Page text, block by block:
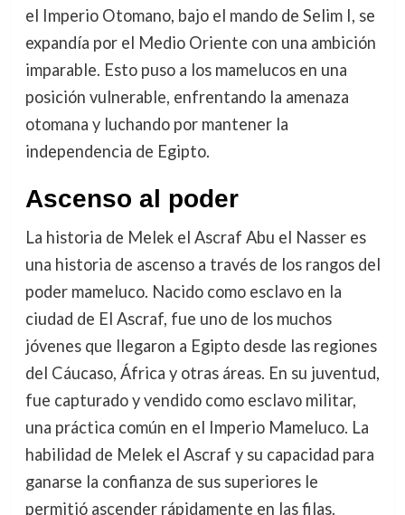
el Imperio Otomano, bajo el mando de Selim I, se
expandía por el Medio Oriente con una ambición
imparable. Esto puso a los mamelucos en una
posición vulnerable, enfrentando la amenaza
otomana y luchando por mantener la
independencia de Egipto.
Ascenso al poder
La historia de Melek el Ascraf Abu el Nasser es
una historia de ascenso a través de los rangos del
poder mameluco. Nacido como esclavo en la
ciudad de El Ascraf, fue uno de los muchos
jóvenes que llegaron a Egipto desde las regiones
del Cáucaso, África y otras áreas. En su juventud,
fue capturado y vendido como esclavo militar,
una práctica común en el Imperio Mameluco. La
habilidad de Melek el Ascraf y su capacidad para
ganarse la confianza de sus superiores le
permitió ascender rápidamente en las filas.